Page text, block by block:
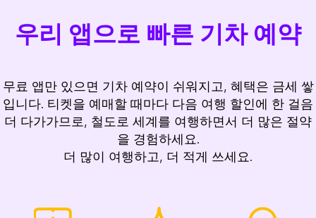
우리 앱으로 빠른 기차 예약
무료 앱만 있으면 기차 예약이 쉬워지고, 혜택은 금세 쌓
입니다. 티켓을 예매할 때마다 다음 여행 할인에 한 걸음
더 다가가므로, 철도로 세계를 여행하면서 더 많은 절약
을 경험하세요.
더 많이 여행하고, 더 적게 쓰세요.